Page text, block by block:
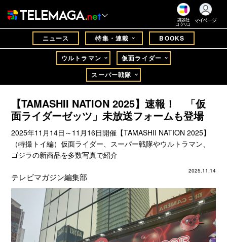
講談社
コクリコ
マイページ
ニュース 特集・連載 BOOKS
ウルトラマン
仮面ライダー
スーパー戦隊
【TAMASHII NATION 2025】速報！ 「仮
面ライダーゼッツ」未放送フォームも登場
2025年11月14日～11月16日開催【TAMASHII NATION 2025】
（特撮トイ編）仮面ライダー、スーパー戦隊やウルトラマン、
ゴジラの新商品を多数写真で紹介
2025.11.14
テレビマガジン編集部